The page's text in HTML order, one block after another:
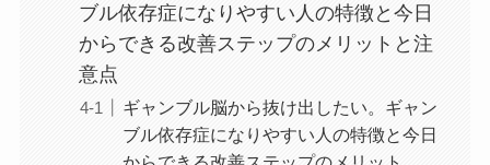
ブル依存症になりやすい人の特徴と今日
からできる改善ステップのメリットと注
意点
ギャンブル脳から抜け出したい。ギャン
ブル依存症になりやすい人の特徴と今日